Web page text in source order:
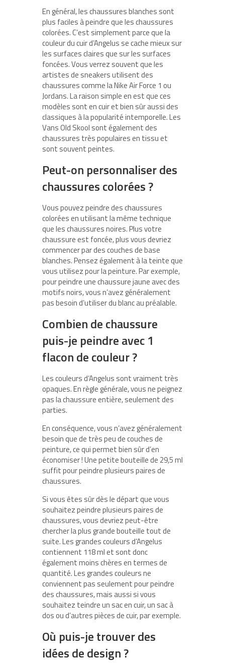
En général, les chaussures blanches sont
plus faciles à peindre que les chaussures
colorées. C’est simplement parce que la
couleur du cuir d’Angelus se cache mieux sur
les surfaces claires que sur les surfaces
foncées. Vous verrez souvent que les
artistes de sneakers utilisent des
chaussures comme la Nike Air Force 1 ou
Jordans. La raison simple en est que ces
modèles sont en cuir et bien sûr aussi des
classiques à la popularité intemporelle. Les
Vans Old Skool sont également des
chaussures très populaires en tissu et
sont souvent peintes.
Peut-on personnaliser des
chaussures colorées ?
Vous pouvez peindre des chaussures
colorées en utilisant la même technique
que les chaussures noires. Plus votre
chaussure est foncée, plus vous devriez
commencer par des couches de base
blanches. Pensez également à la teinte que
vous utilisez pour la peinture. Par exemple,
pour peindre une chaussure jaune avec des
motifs noirs, vous n’avez généralement
pas besoin d’utiliser du blanc au préalable.
Combien de chaussure
puis-je peindre avec 1
flacon de couleur ?
Les couleurs d’Angelus sont vraiment très
opaques. En règle générale, vous ne peignez
pas la chaussure entière, seulement des
parties.
En conséquence, vous n’avez généralement
besoin que de très peu de couches de
peinture, ce qui permet bien sûr d’en
économiser ! Une petite bouteille de 29,5 ml
suffit pour peindre plusieurs paires de
chaussures.
Si vous êtes sûr dès le départ que vous
souhaitez peindre plusieurs paires de
chaussures, vous devriez peut-être
chercher la plus grande bouteille tout de
suite. Les grandes couleurs d’Angelus
contiennent 118 ml et sont donc
également moins chères en termes de
quantité. Les grandes couleurs ne
conviennent pas seulement pour peindre
des chaussures, mais aussi si vous
souhaitez teindre un sac en cuir, un sac à
dos ou d’autres pièces de cuir, par exemple.
Où puis-je trouver des
idées de design ?